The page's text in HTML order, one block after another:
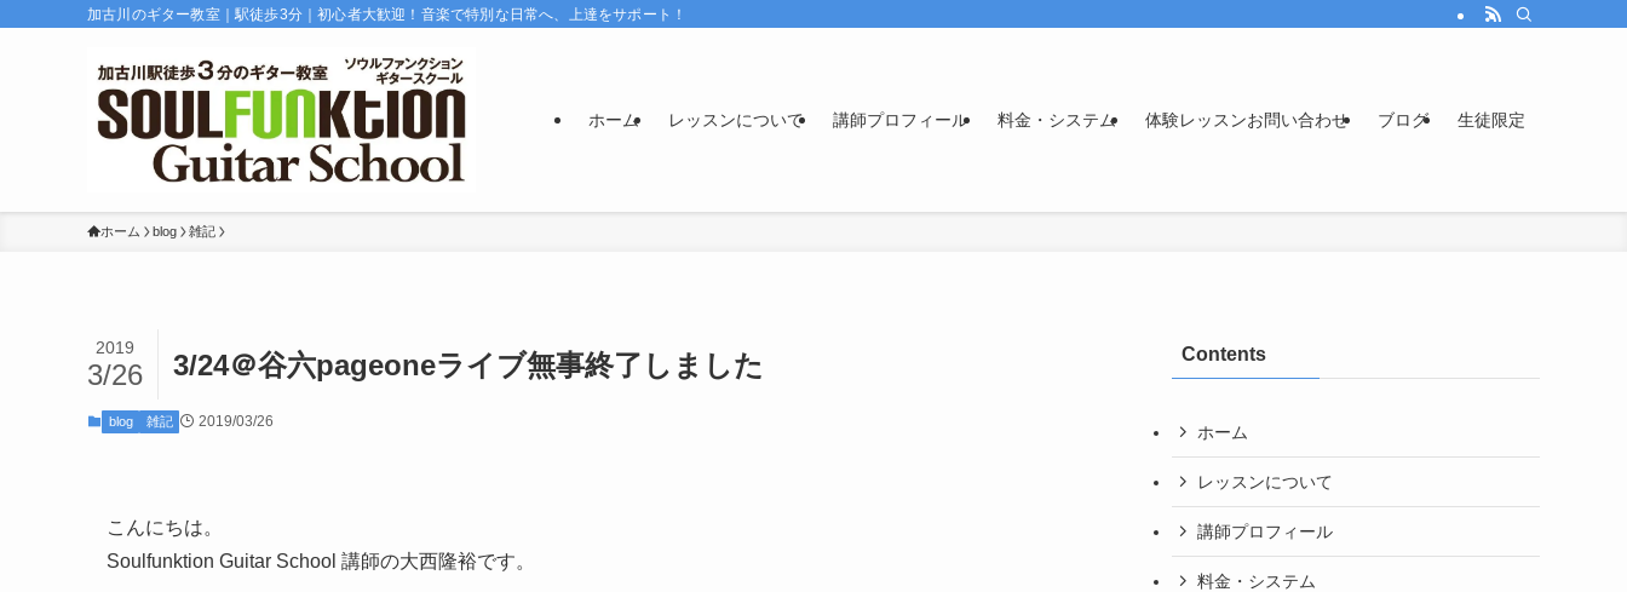
加古川のギター教室｜駅徒歩3分｜初心者大歓迎！音楽で特別な日常へ、上達をサポート！
ホーム レッスンについて 講師プロフィール 料金・システム 体験レッスンお問い合わせ ブログ 生徒限定
ホーム blog 雑記
3/24＠谷六pageoneライブ無事終了しました
2019
3/26
blog 雑記 2019/03/26
こんにちは。
Soulfunktion Guitar School 講師の大西隆裕です。
Contents
ホーム
レッスンについて
講師プロフィール
料金・システム